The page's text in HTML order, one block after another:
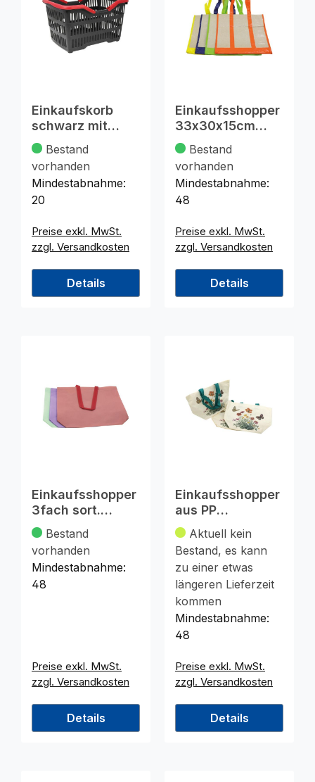
Einkaufskorb
schwarz mit
farb.Griff
ca.31x25x23cm
Bestand
vorhanden
Mindestabnahme:
20
Preise exkl. MwSt.
zzgl. Versandkosten
Details
Einkaufsshopper
33x30x15cm
wasserfest XL
Bestand
vorhanden
Mindestabnahme:
48
Preise exkl. MwSt.
zzgl. Versandkosten
Details
Einkaufsshopper
3fach sort.
40x30x10cm
Bestand
vorhanden
Mindestabnahme:
48
Preise exkl. MwSt.
zzgl. Versandkosten
Details
Einkaufsshopper
aus PP
34x22x14cm
toller Aufdruck
Aktuell kein
Bestand, es kann
zu einer etwas
längeren Lieferzeit
kommen
Mindestabnahme:
48
Preise exkl. MwSt.
zzgl. Versandkosten
Details